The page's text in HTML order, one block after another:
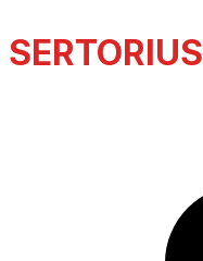
SERTORIUS